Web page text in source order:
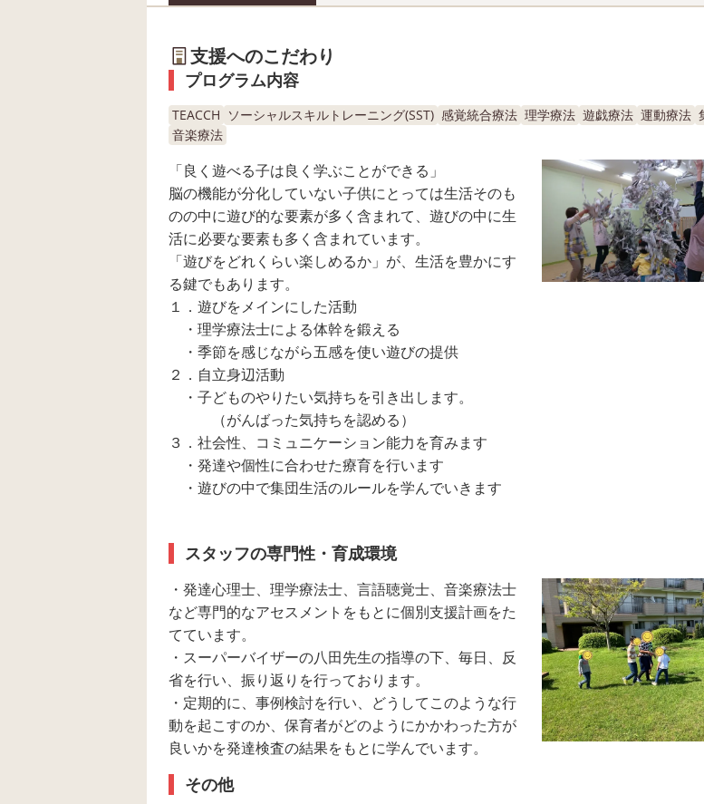
支援へのこだわり
プログラム内容
TEACCH ソーシャルスキルトレーニング(SST) 感覚統合療法 理学療法 遊戯療法 運動療法
音楽療法
「良く遊べる子は良く学ぶことができる」
脳の機能が分化していない子供にとっては生活そのも
のの中に遊び的な要素が多く含まれて、遊びの中に生
活に必要な要素も多く含まれています。
「遊びをどれくらい楽しめるか」が、生活を豊かにす
る鍵でもあります。
１．遊びをメインにした活動
・理学療法士による体幹を鍛える
・季節を感じながら五感を使い遊びの提供
２．自立身辺活動
・子どものやりたい気持ちを引き出します。
（がんばった気持ちを認める）
３．社会性、コミュニケーション能力を育みます
・発達や個性に合わせた療育を行います
・遊びの中で集団生活のルールを学んでいきます
スタッフの専門性・育成環境
・発達心理士、理学療法士、言語聴覚士、音楽療法士
など専門的なアセスメントをもとに個別支援計画をた
てています。
・スーパーバイザーの八田先生の指導の下、毎日、反
省を行い、振り返りを行っております。
・定期的に、事例検討を行い、どうしてこのような行
動を起こすのか、保育者がどのようにかかわった方が
良いかを発達検査の結果をもとに学んでいます。
その他